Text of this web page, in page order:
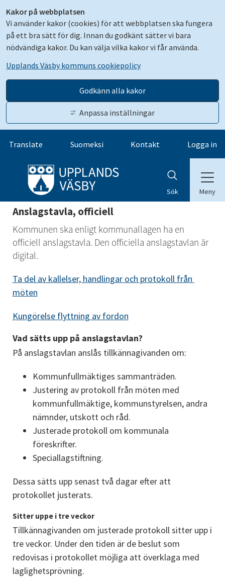
Kakor på webbplatsen
Vi använder kakor (cookies) för att webbplatsen ska fungera
på ett bra sätt för dig. Innan du godkänt sätter vi bara
nödvändiga kakor. Du kan välja vilka kakor vi får använda.
Upplands Väsby kommuns cookiepolicy
Godkänn alla kakor
Anpassa inställningar
Gå till innehåll
Translate Suomeksi Kontakt Logga in
Sök Meny
Anslagstavla, officiell
Kommunen ska enligt kommunallagen ha en
officiell anslagstavla. Den officiella anslagstavlan är
digital.
Ta del av kallelser, handlingar och protokoll från
möten
Kungörelse flyttning av fordon
Vad sätts upp på anslagstavlan?
På anslagstavlan anslås tillkännagivanden om:
Kommunfullmäktiges sammanträden.
Justering av protokoll från möten med
kommunfullmäktige, kommunstyrelsen, andra
nämnder, utskott och råd.
Justerade protokoll om kommunala
föreskrifter.
Speciallagstiftning.
Dessa sätts upp senast två dagar efter att
protokollet justerats.
Sitter uppe i tre veckor
Tillkännagivanden om justerade protokoll sitter upp i
tre veckor. Under den tiden är de beslut som
redovisas i protokollet möjliga att överklaga med
laglighetsprövning.